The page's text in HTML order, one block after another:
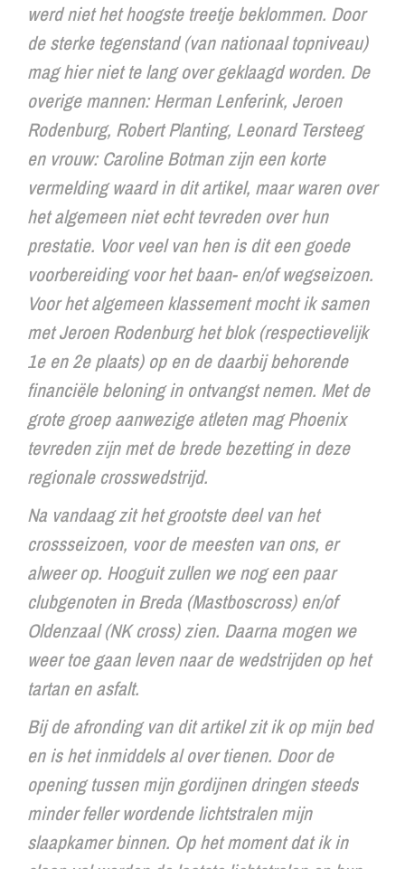
werd niet het hoogste treetje beklommen. Door
de sterke tegenstand (van nationaal topniveau)
mag hier niet te lang over geklaagd worden. De
overige mannen: Herman Lenferink, Jeroen
Rodenburg, Robert Planting, Leonard Tersteeg
en vrouw: Caroline Botman zijn een korte
vermelding waard in dit artikel, maar waren over
het algemeen niet echt tevreden over hun
prestatie. Voor veel van hen is dit een goede
voorbereiding voor het baan- en/of wegseizoen.
Voor het algemeen klassement mocht ik samen
met Jeroen Rodenburg het blok (respectievelijk
1e en 2e plaats) op en de daarbij behorende
financiële beloning in ontvangst nemen. Met de
grote groep aanwezige atleten mag Phoenix
tevreden zijn met de brede bezetting in deze
regionale crosswedstrijd.
Na vandaag zit het grootste deel van het
crossseizoen, voor de meesten van ons, er
alweer op. Hooguit zullen we nog een paar
clubgenoten in Breda (Mastboscross) en/of
Oldenzaal (NK cross) zien. Daarna mogen we
weer toe gaan leven naar de wedstrijden op het
tartan en asfalt.
Bij de afronding van dit artikel zit ik op mijn bed
en is het inmiddels al over tienen. Door de
opening tussen mijn gordijnen dringen steeds
minder feller wordende lichtstralen mijn
slaapkamer binnen. Op het moment dat ik in